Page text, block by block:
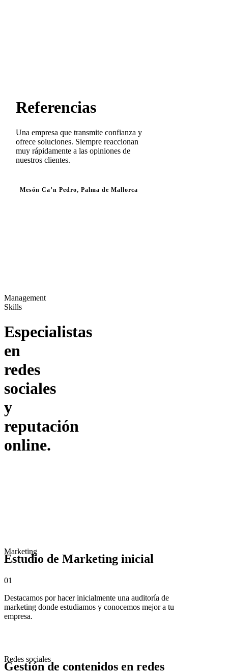
Referencias
Una empresa que transmite confianza y
ofrece soluciones. Siempre reaccionan
muy rápidamente a las opiniones de
nuestros clientes.
Mesón Ca’n Pedro, Palma de Mallorca
Management
Skills
Especialistas
en
redes
sociales
y
reputación
online.
Marketing
Estudio de Marketing inicial
01
Destacamos por hacer inicialmente una auditoría de
marketing donde estudiamos y conocemos mejor a tu
empresa.
Redes sociales
Gestión de contenidos en redes